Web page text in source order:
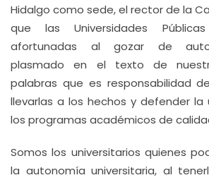
Hidalgo como sede, el rector de la
que las Universidades
afortunadas al gozar de
plasmado en el texto de
palabras que es responsabilidad
llevarlas a los hechos y defender
los programas académicos de
Somos los universitarios quienes
la autonomía universitaria, al